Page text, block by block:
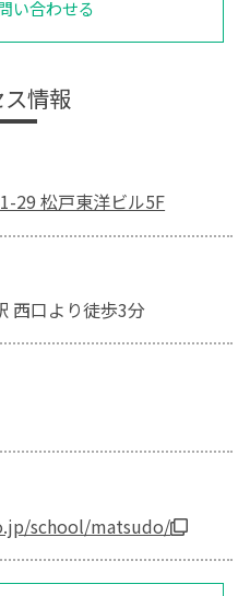
い合わせる
情報
29 松戸東洋ビル5F
西口より徒歩3分
school/matsudo/